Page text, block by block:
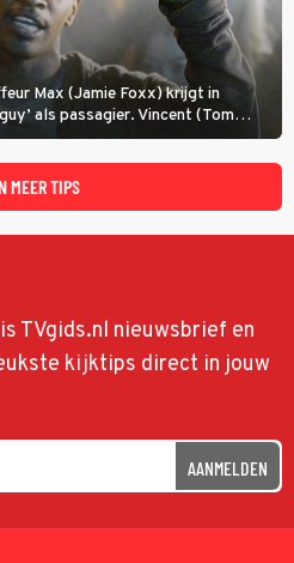
Max (Jamie Foxx) krijgt in
als passagier. Vincent (Tom
de stad door te loodsen om een
MEER TIPS
TVgids.nl nieuwsbrief en
kijktips direct in jouw
AANMELDEN